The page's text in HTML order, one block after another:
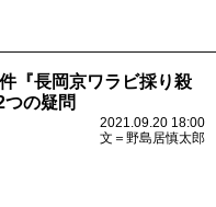
『長岡京ワラビ採り殺
つの疑問
2021.09.20 18:00
文＝野島居慎太郎